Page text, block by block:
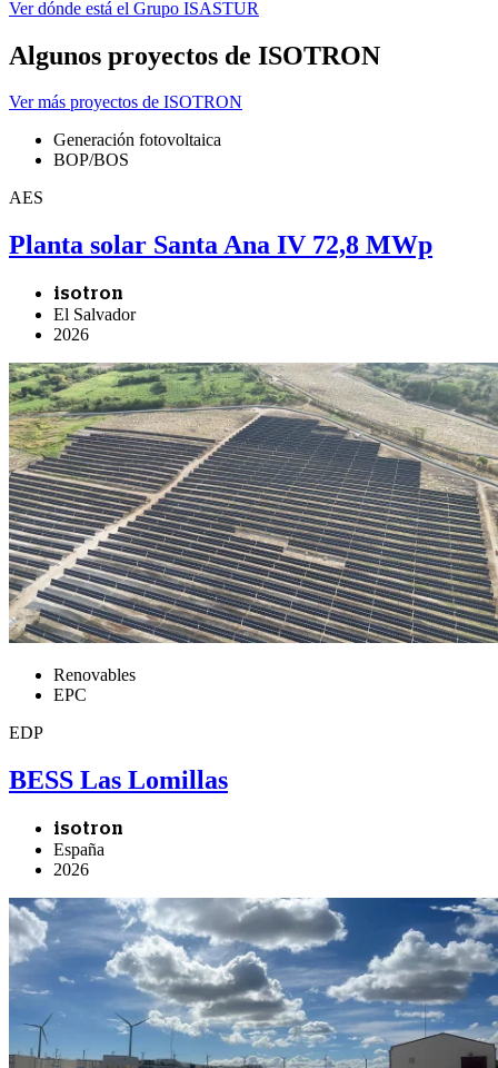
Ver dónde está el Grupo ISASTUR
Algunos proyectos de ISOTRON
Ver más proyectos de ISOTRON
Generación fotovoltaica
BOP/BOS
AES
Planta solar Santa Ana IV 72,8 MWp
isotron
El Salvador
2026
Renovables
EPC
EDP
BESS Las Lomillas
isotron
España
2026